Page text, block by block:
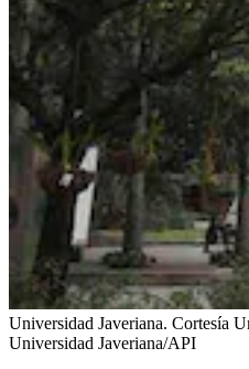
Universidad Javeriana. Cortesía
Universidad Javeriana/API